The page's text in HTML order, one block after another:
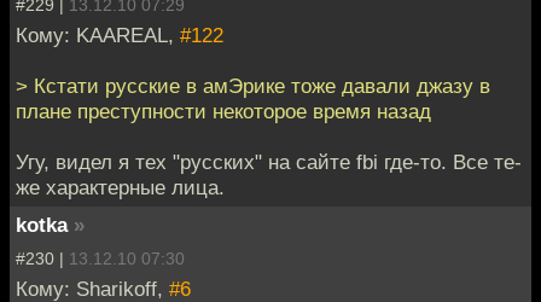
#229 | 13.12.10 07:29
Кому: KAAREAL, #122
> Кстати русские в амЭрике тоже давали джазу в
плане преступности некоторое время назад
Угу, видел я тех "русских" на сайте fbi где-то. Все те-
же характерные лица.
kotka »
#230 | 13.12.10 07:30
Кому: Sharikoff, #6